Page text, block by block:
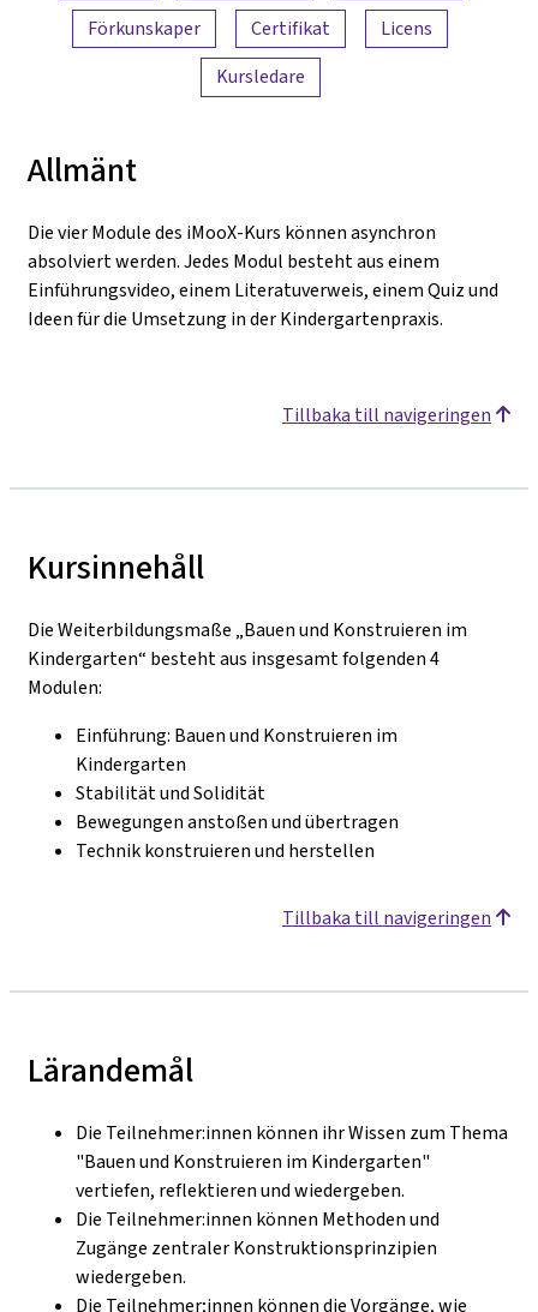
Förkunskaper
Certifikat
Licens
Kursledare
Allmänt
Die vier Module des iMooX-Kurs können asynchron
absolviert werden. Jedes Modul besteht aus einem
Einführungsvideo, einem Literatuverweis, einem Quiz und
Ideen für die Umsetzung in der Kindergartenpraxis.
Tillbaka till navigeringen
Kursinnehåll
Die Weiterbildungsmaße „Bauen und Konstruieren im
Kindergarten“ besteht aus insgesamt folgenden 4
Modulen:
Einführung: Bauen und Konstruieren im
Kindergarten
Stabilität und Solidität
Bewegungen anstoßen und übertragen
Technik konstruieren und herstellen
Tillbaka till navigeringen
Lärandemål
Die Teilnehmer:innen können ihr Wissen zum Thema
"Bauen und Konstruieren im Kindergarten"
vertiefen, reflektieren und wiedergeben.
Die Teilnehmer:innen können Methoden und
Zugänge zentraler Konstruktionsprinzipien
wiedergeben.
Die Teilnehmer;innen können die Vorgänge, wie